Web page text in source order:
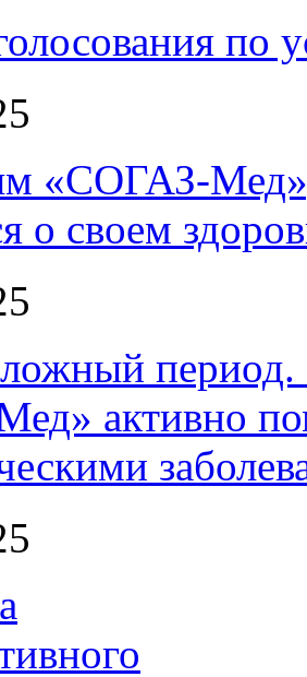
по
«СОГАЗ-
о своем
период.
активно